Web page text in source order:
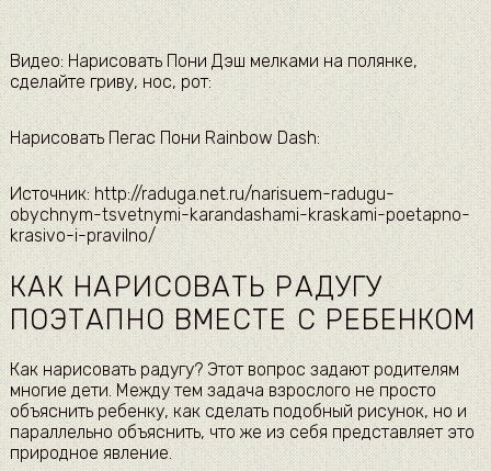
Видео: Нарисовать Пони Дэш мелками на полянке,
сделайте гриву, нос, рот:
Нарисовать Пегас Пони Rainbow Dash:
Источник: http://raduga.net.ru/narisuem-radugu-
obychnym-tsvetnymi-karandashami-kraskami-poetapno-
krasivo-i-pravilno/
КАК НАРИСОВАТЬ РАДУГУ
ПОЭТАПНО ВМЕСТЕ С РЕБЕНКОМ
Как нарисовать радугу? Этот вопрос задают родителям
многие дети. Между тем задача взрослого не просто
объяснить ребенку, как сделать подобный рисунок, но и
параллельно объяснить, что же из себя представляет это
природное явление.